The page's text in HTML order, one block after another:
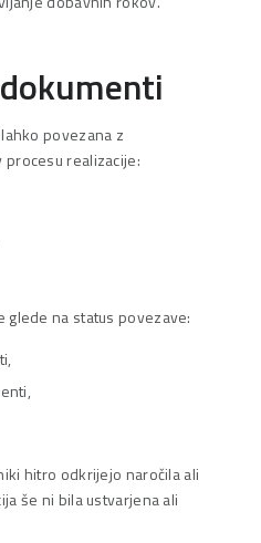
povezana z
realizacije:
glede na status povezave:
hitro odkrijejo naročila ali
še ni bila ustvarjena ali